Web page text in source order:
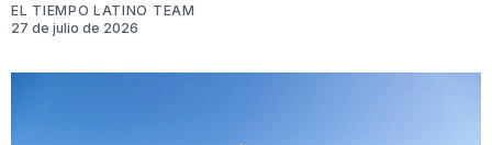
EL TIEMPO LATINO TEAM
27 de julio de 2026